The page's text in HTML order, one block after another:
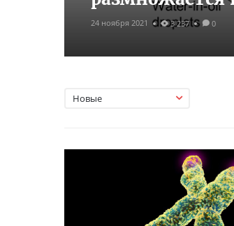
24 ноября 2021 3 237 0
Новые